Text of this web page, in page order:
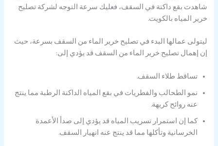
شاهدت بقع داكنة في السقف، فعليك سرعة التوجه لشركة تصليح
خرير المياه بالكويت.
ليتولى عمالها البدء في تصليح خرير الماء من السقف بسرعة، حيث
إن إهمال تصليح خرير الماء من السقف قد يؤدي إلى:
تساقط طلاء السقف.
نمو الطحالب والفطريات في بقع المياه الداكنة الرطبة مما ينتج
عنه روائح كريهة.
كما إن استمرار تسريب المياه قد يؤدي إلى صدأ الأعمدة
الخرسانية وتأكلها مما قد ينتج عنه انهيار السقف.